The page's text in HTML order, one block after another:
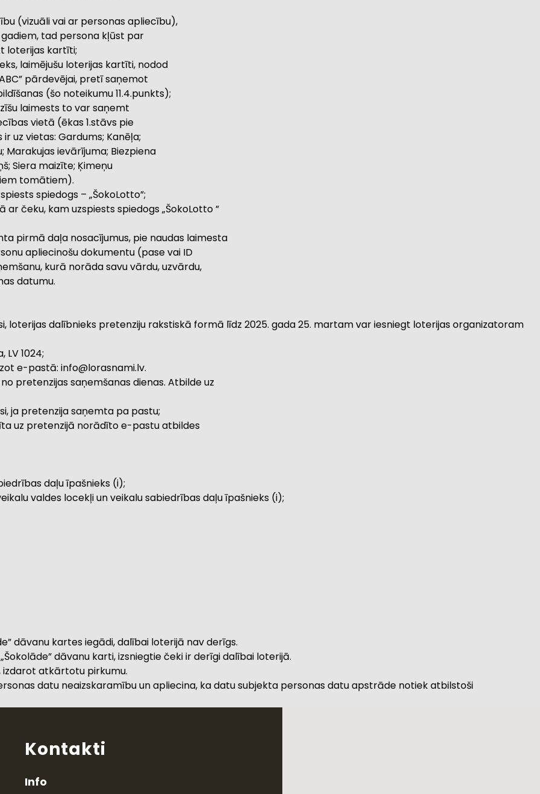
(vizuāli vai ar personas apliecību),
tad persona kļūst par
loterijas kartīti;
laimējušu loterijas kartīti, nodod
pārdevējai, pretī saņemot
(šo noteikumu 11.4.punkts);
laimests to var saņemt
vietā (ēkas 1.stāvs pie
uz vietas: Gardums; Kanēļa;
Marakujas ievārījuma; Biezpiena
Siera maizīte; Ķimeņu
tomātiem).
spiedogs – „ŠokoLotto”;
čeku, kam uzspiests spiedogs „ŠokoLotto ”
pirmā daļa nosacījumus, pie naudas laimesta
apliecinošu dokumentu (pase vai ID
kurā norāda savu vārdu, uzvārdu,
datumu.
loterijas dalībnieks pretenziju rakstiskā formā līdz 2025. gada 25. martam var iesniegt loterijas organizatoram
LV 1024;
e-pastā: info@lorasnami.lv.
pretenzijas saņemšanas dienas. Atbilde uz
ja pretenzija saņemta pa pastu;
uz pretenzijā norādīto e-pastu atbildes
daļu īpašnieks (i);
valdes locekļi un veikalu sabiedrības daļu īpašnieks (i);
dāvanu kartes iegādi, dalībai loterijā nav derīgs.
dāvanu karti, izsniegtie čeki ir derīgi dalībai loterijā.
izdarot atkārtotu pirkumu.
datu neaizskaramību un apliecina, ka datu subjekta personas datu apstrāde notiek atbilstoši
Kontakti
Info